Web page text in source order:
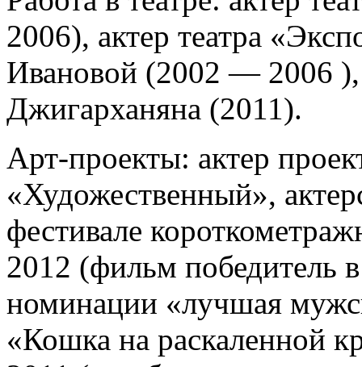
2006), актер театра
Ивановой (2002 — 2006
Джигарханяна (2011).
Арт-проекты: актер
«Художественный»,
фестивале
2012 (фильм победитель
номинации «лучшая
«Кошка на раскаленной